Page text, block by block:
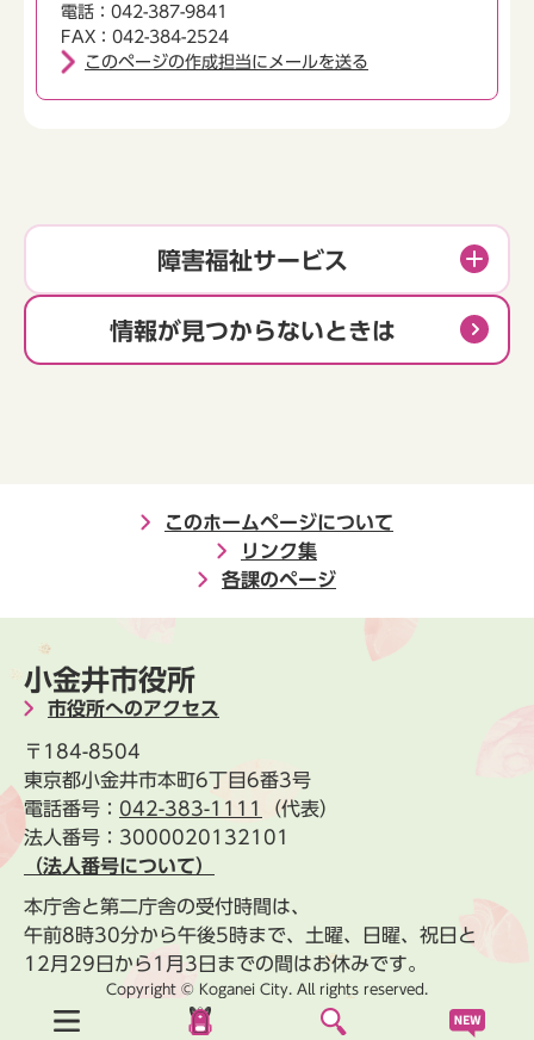
電話：042-387-9841
FAX：042-384-2524
このページの作成担当にメールを送る
障害福祉サービス
情報が見つからないときは
このホームページについて
リンク集
各課のページ
小金井市役所
市役所へのアクセス
〒184-8504
東京都小金井市本町6丁目6番3号
電話番号： 042-383-1111
（代表）
法人番号：3000020132101
（法人番号について）
本庁舎と第二庁舎の受付時間は、
午前8時30分から午後5時まで、土曜、日曜、祝日と
12月29日から1月3日までの間はお休みです。
Copyright © Koganei City. All rights reserved.